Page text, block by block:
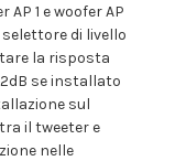
1 e woofer AP
selettore di livello
la risposta
se installato
sul
il tweeter e
nelle